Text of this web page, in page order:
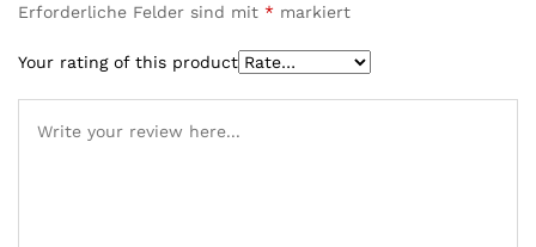
Erforderliche Felder sind mit * markiert
Your rating of this product